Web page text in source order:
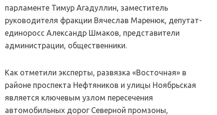
парламенте Тимур Агадуллин, заместитель
руководителя фракции Вячеслав Маренюк, депутат-
единоросс Александр Шмаков, представители
администрации, общественники.
Как отметили эксперты, развязка «Восточная» в
районе проспекта Нефтяников и улицы Ноябрьская
является ключевым узлом пересечения
автомобильных дорог Северной промзоны,